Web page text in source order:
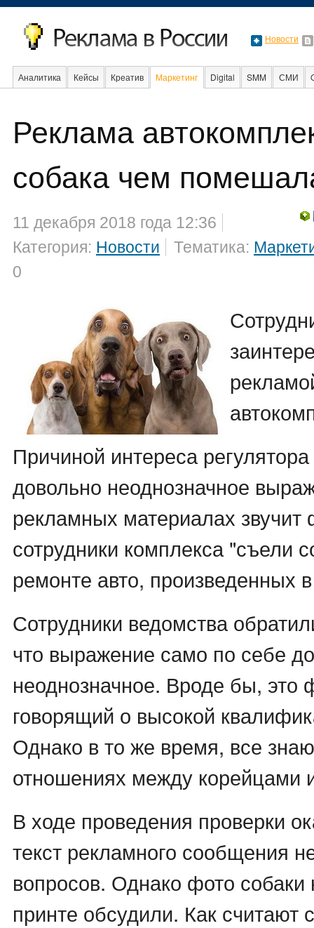
Новости
Аналитика Кейсы Креатив Маркетинг Digital SMM СМИ
Интернет
Реклама
собака чем
11 декабря 2018 года 12:36
Категория: Новости Тематика:
0
Причиной интереса
довольно неоднозначное
рекламных материалах звучит
сотрудники комплекса "съели
ремонте авто, произведенных
Сотрудники ведомства
что выражение само по себе
неоднозначное. Вроде бы, это
говорящий о высокой
Однако в то же время, все
отношениях между корейцами
В ходе проведения проверки
текст рекламного сообщения
вопросов. Однако фото
принте обсудили. Как считают